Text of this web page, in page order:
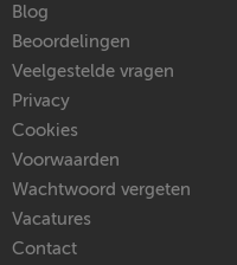
Blog
Beoordelingen
Veelgestelde vragen
Privacy
Cookies
Voorwaarden
Wachtwoord vergeten
Vacatures
Contact